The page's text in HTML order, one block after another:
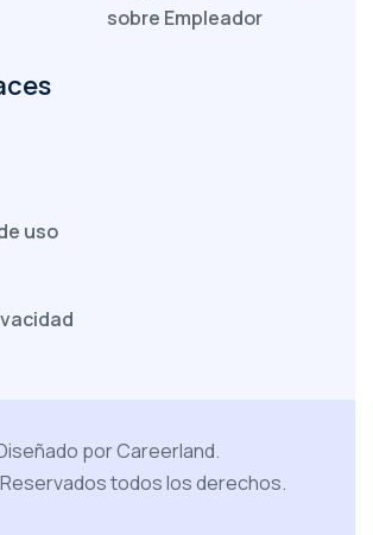
RRHH Sociocomercial
de las entrevistas, la
y el intercambio de
sobre Empleador
uso
por Careerland.
Reservados todos los derechos.